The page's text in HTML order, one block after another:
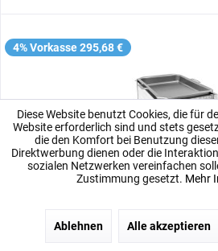
4% Vorkasse 295,68 €
Diese Website benutzt Cookies, die für
Website erforderlich sind und stets
die den Komfort bei Benutzung
Direktwerbung dienen oder die
sozialen Netzwerken vereinfachen
Zustimmung gesetzt. Mehr
Ablehnen Alle akzeptieren